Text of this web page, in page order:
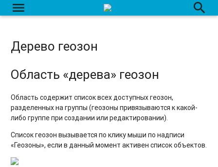
menu search
Дерево геозон
Область «дерева» геозон
Область содержит список всех доступных геозон,
разделенных на группы (геозоны привязываются к какой-
либо группе при создании или редактировании).
Список геозон вызывается по клику мыши по надписи
«Геозоны», если в данный момент активен список объектов.